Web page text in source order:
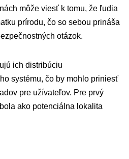
môže viesť k tomu, že ľudia
prírodu, čo so sebou prináša
otázok.
ich distribúciu
systému, čo by mohlo priniesť
pre užívateľov. Pre prvý
ako potenciálna lokalita